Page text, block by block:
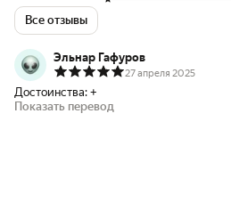
Все отзывы
Эльнар Гафуров
27 апреля 2025
Достоинства: +
Показать перевод